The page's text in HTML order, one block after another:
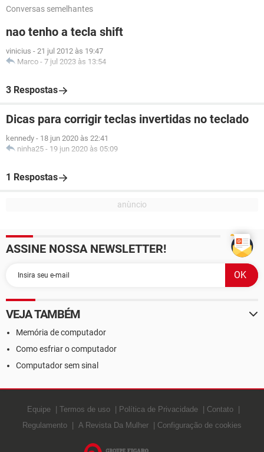
Conversas semelhantes
nao tenho a tecla shift
vinicius - 21 jul 2012 às 19:47
Marco - 7 jul 2023 às 13:54
3 Respostas
Dicas para corrigir teclas invertidas no teclado
kennedy - 18 jun 2020 às 22:41
ninha25 - 19 jun 2020 às 05:09
1 Respostas
ASSINE NOSSA NEWSLETTER!
VEJA TAMBÉM
Memória de computador
Como esfriar o computador
Computador sem sinal
Equipe Termos de uso Política de Privacidade
Contato
Regulamento
A Revista Da Mulher Configuração de cookies